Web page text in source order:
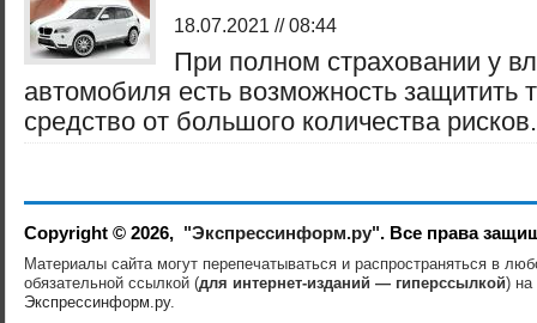
18.07.2021 // 08:44
При полном страховании у
автомобиля есть возможность защитить
средство от большого количества
Copyright © 2026, "Экспрессинформ.ру". Все права
Материалы сайта могут перепечатываться и распространяться в
обязательной ссылкой (для интернет-изданий — гиперссылкой) на
Экспрессинформ.ру.